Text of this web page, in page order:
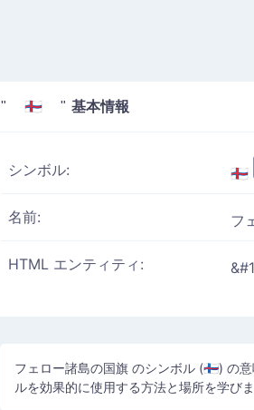
" 🇫🇴 " 基本情報
シンボル: 🇫🇴
名前: フ
HTML エンティティ:
フェロー諸島の国旗 のシンボル (🇫🇴) の
ルを効果的に使用する方法と場所を学びま